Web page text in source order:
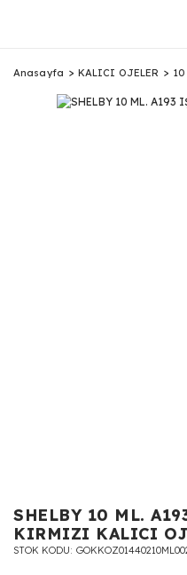
Anasayfa KALICI OJELER 10
SHELBY 10 ML.
KIRMIZI KALICI
STOK KODU